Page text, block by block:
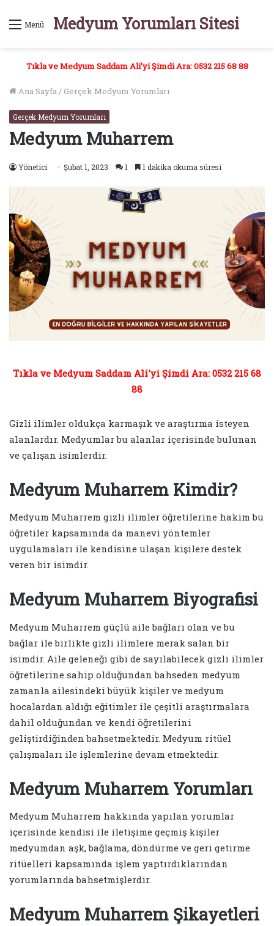
Menü Medyum Yorumları Sitesi
Tıkla ve Medyum Saddam Ali'yi Şimdi Ara: 0532 215 68 88
Ana Sayfa/ Gerçek Medyum Yorumları
Gerçek Medyum Yorumları
Medyum Muharrem
Yönetici Şubat 1, 2023 1 1 dakika okuma süresi
Tıkla ve Medyum Saddam Ali'yi Şimdi Ara: 0532 215 68
88
Gizli ilimler oldukça karmaşık ve araştırma isteyen
alanlardır. Medyumlar bu alanlar içerisinde bulunan
ve çalışan isimlerdir.
Medyum Muharrem Kimdir?
Medyum Muharrem gizli ilimler öğretilerine hakim bu
öğretiler kapsamında da manevi yöntemler
uygulamaları ile kendisine ulaşan kişilere destek
veren bir isimdir.
Medyum Muharrem Biyografisi
Medyum Muharrem güçlü aile bağları olan ve bu
bağlar ile birlikte gizli ilimlere merak salan bir
isimdir. Aile geleneği gibi de sayılabilecek gizli ilimler
öğretilerine sahip olduğundan bahseden medyum
zamanla ailesindeki büyük kişiler ve medyum
hocalardan aldığı eğitimler ile çeşitli araştırmalara
dahil olduğundan ve kendi öğretilerini
geliştirdiğinden bahsetmektedir. Medyum ritüel
çalışmaları ile işlemlerine devam etmektedir.
Medyum Muharrem Yorumları
Medyum Muharrem hakkında yapılan yorumlar
içerisinde kendisi ile iletişime geçmiş kişiler
medyumdan aşk, bağlama, döndürme ve geri getirme
ritüelleri kapsamında işlem yaptırdıklarından
yorumlarında bahsetmişlerdir.
Medyum Muharrem Şikayetleri